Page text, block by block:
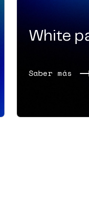
White
Saber más